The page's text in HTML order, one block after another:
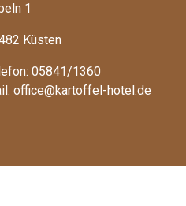
1
Küsten
05841/1360
office@kartoffel-hotel.de